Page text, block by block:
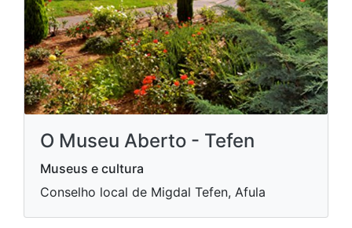
O Museu Aberto - Tefen
Museus e cultura
Conselho local de Migdal Tefen, Afula